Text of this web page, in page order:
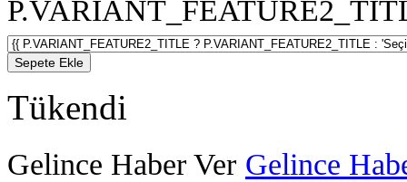
Sepete Ekle
Tükendi
Gelince Haber Ver Gelince